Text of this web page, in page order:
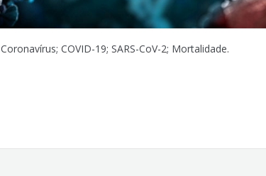
Coronavírus; COVID-19; SARS-CoV-2; Mortalidade.